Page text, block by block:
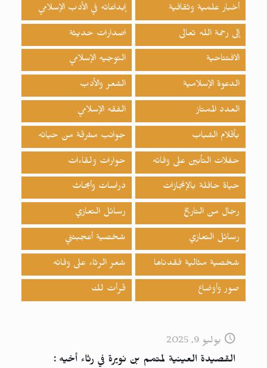
أخبار علمية وثقافية إبداعاته في الأدب الإسلامي
إلى رحمة الله تعالى اصدارات حدیثة
الافتتاحية التوجيه الإسلامي
الدعوة الإسلامية الشعر والأدب
العدد الممتاز الفقه الإسلامي
بأقلام الشباب جوانب مشرقة من حياته
حفلات التأبين على وفاته حوارات ولقاءات
حياة حافلة بالإنجازات دراسات وأبحاث
رجال من التاريخ رسائل التعازي
رسائل التعازي شخصية أعجبتني
شخصية مثالية فقدناها شعر الرثاء على وفاته
صور وأوضاع قرأت لك
يوليو 9, 2025
القصيدة العينية لمتمم بن نويرة في رثاء أخيه :